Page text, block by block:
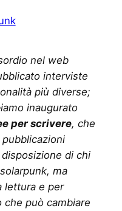
nel web
interviste
più diverse;
inaugurato
per scrivere, che
di chi
ma
lettura e per
può cambiare